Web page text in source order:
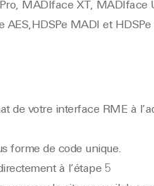
MADIface XT, MADIface
AES,HDSPe MADI et
de votre interface RME à
forme de code unique.
à l’étape 5